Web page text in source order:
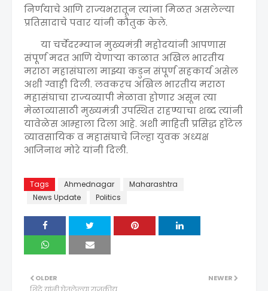
निर्णयाचे आणि राज्यभरातून त्यांना मिळत असलेल्या
प्रतिसादाचे पवार यांनी कौतुक केले.
या चर्चेदरम्यान मुख्यमंत्री महोदयांनी आपणास
संपूर्ण मदत आणि येणार्‍या काळात अखिल भारतीय
मराठा महासंघाला माझ्या कडुन संपूर्ण सहकार्य असेल
अशी ग्वाही दिली. लवकरच अखिल भारतीय मराठा
महासंघाचा राज्यव्यापी मेळावा होणार असून त्या
मेळाव्यासाठी मुख्यमंत्री उपस्थित राहण्याचा शब्द त्यांनी
यावेळेस आम्हाला दिला आहे. अशी माहिती प्रसिद्ध हॉटेल
व्यावसायिक व महासंघाचे जिल्हा युवक अध्यक्ष
आजिनाथ मोरे यांनी दिली.
Tags Ahmednagar
Maharashtra
News Update
Politics
NEWER
OLDER